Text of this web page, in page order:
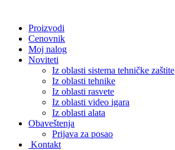
Proizvodi
Cenovnik
Moj nalog
Noviteti
Iz oblasti sistema tehničke zaštite
Iz oblasti tehnike
Iz oblasti rasvete
Iz oblasti video igara
Iz oblasti alata
Obaveštenja
Prijava za posao
Kontakt